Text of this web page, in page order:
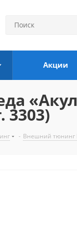
Акции
3303)
- Внешний тюнинг